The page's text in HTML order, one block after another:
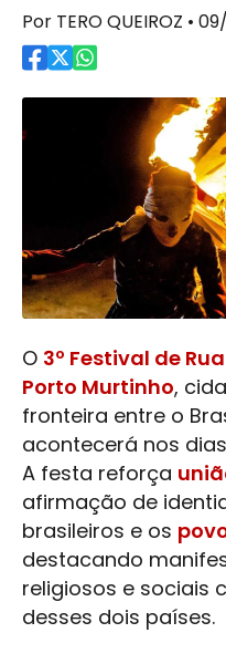
Por TERO QUEIROZ •
O 3º Festival de
Porto Murtinho,
fronteira entre o
acontecerá nos
A festa reforça
afirmação de
brasileiros e os
destacando
religiosos e sociais
desses dois países.